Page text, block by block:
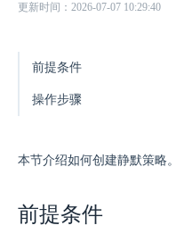
更新时间：2026-07-07 10:29:40
前提条件
操作步骤
本节介绍如何创建静默策略。
前提条件